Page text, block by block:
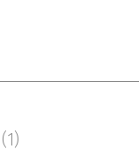
(1)